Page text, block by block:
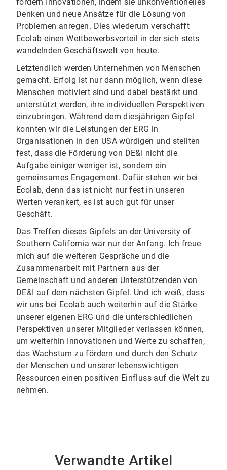
fördern Innovationen, indem sie unkonventionelles
Denken und neue Ansätze für die Lösung von
Problemen anregen. Dies wiederum verschafft
Ecolab einen Wettbewerbsvorteil in der sich stets
wandelnden Geschäftswelt von heute.
Letztendlich werden Unternehmen von Menschen
gemacht. Erfolg ist nur dann möglich, wenn diese
Menschen motiviert sind und dabei bestärkt und
unterstützt werden, ihre individuellen Perspektiven
einzubringen. Während dem diesjährigen Gipfel
konnten wir die Leistungen der ERG in
Organisationen in den USA würdigen und stellten
fest, dass die Förderung von DE&I nicht die
Aufgabe einiger weniger ist, sondern ein
gemeinsames Engagement. Dafür stehen wir bei
Ecolab, denn das ist nicht nur fest in unseren
Werten verankert, es ist auch gut für unser
Geschäft.
Das Treffen dieses Gipfels an der University of
Southern California war nur der Anfang. Ich freue
mich auf die weiteren Gespräche und die
Zusammenarbeit mit Partnern aus der
Gemeinschaft und anderen Unterstützenden von
DE&I auf dem nächsten Gipfel. Und ich weiß, dass
wir uns bei Ecolab auch weiterhin auf die Stärke
unserer eigenen ERG und die unterschiedlichen
Perspektiven unserer Mitglieder verlassen können,
um weiterhin Innovationen und Werte zu schaffen,
das Wachstum zu fördern und durch den Schutz
der Menschen und unserer lebenswichtigen
Ressourcen einen positiven Einfluss auf die Welt zu
nehmen.
Verwandte Artikel